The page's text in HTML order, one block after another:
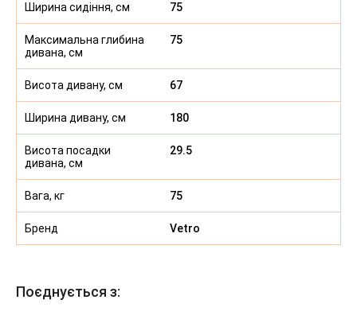
Ширина сидіння, см 75
Максимальна глибина
дивана, см
75
Висота дивану, см 67
Ширина дивану, см 180
Висота посадки
дивана, см
29.5
Вага, кг 75
Бренд Vetro
Поєднується з: